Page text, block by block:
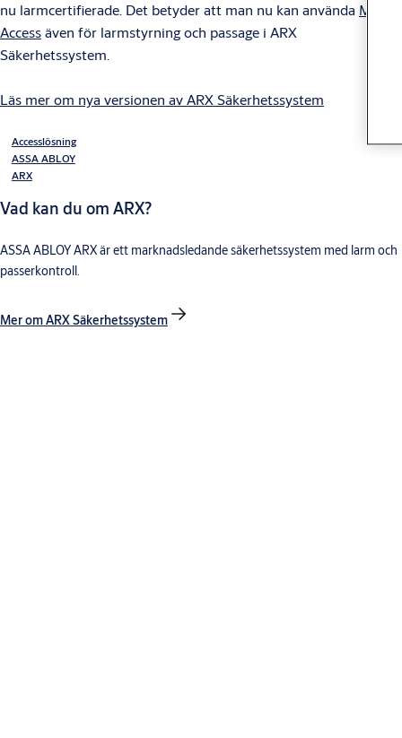
nu larmcertifierade. Det betyder att man nu kan använda Mobile
Accessäven för larmstyrning och passage i ARX
Säkerhetssystem.
Läs mer om nya versionen av ARX Säkerhetssystem
Accesslösning
ASSA ABLOY
ARX
Vad kan du om ARX?
ASSA ABLOY ARX är ett marknadsledande säkerhetssystem med larm och
passerkontroll.
Mer om ARX Säkerhetssystem